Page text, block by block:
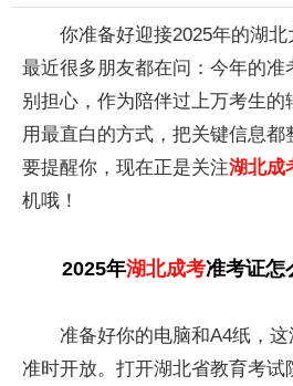
你准备好迎接2025年的湖
最近很多朋友都在问：今年的准
别担心，作为陪伴过上万考生
用最直白的方式，把关键信息
要提醒你，现在正是关注湖北成
机哦！
2025年湖北成考准考证怎
准备好你的电脑和A4纸，
准时开放。打开湖北省教育考试